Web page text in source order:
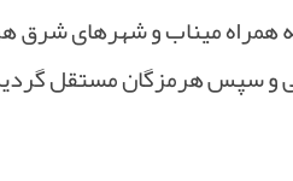
همراه میناب و شهرهای شرق